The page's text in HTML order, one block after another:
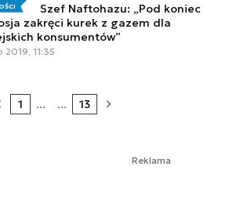
Szef Naftohazu: „Pod koniec
zakręci kurek z gazem dla
konsumentów”
2019, 11:35
1 ... ... 13
Reklama